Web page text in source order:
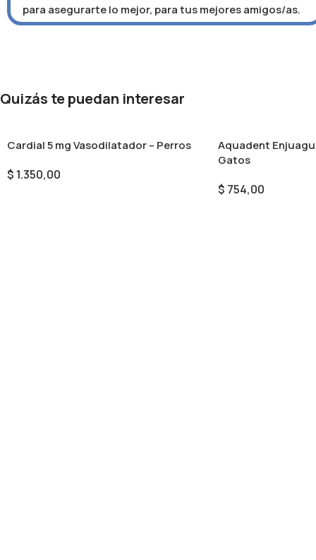
para asegurarte lo mejor, para tus mejores amigos/as.
Quizás te puedan interesar
Cardial 5 mg Vasodilatador – Perros
$ 1.350,00
Aquadent
Gatos
$ 754,00